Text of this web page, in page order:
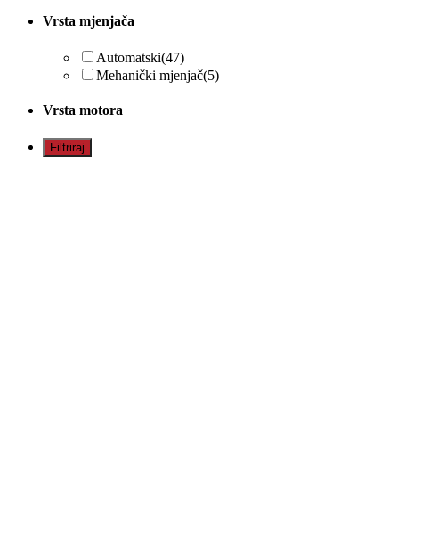
Vrsta mjenjača
Automatski(47)
Mehanički mjenjač(5)
Vrsta motora